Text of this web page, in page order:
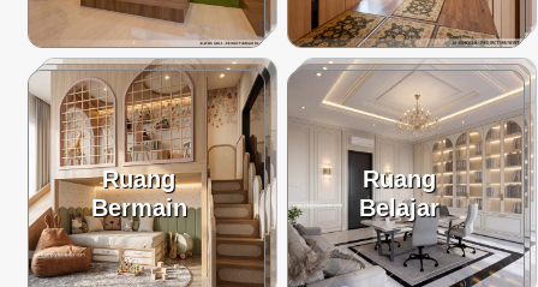
Ruang
Bermain
Ruang
Belajar